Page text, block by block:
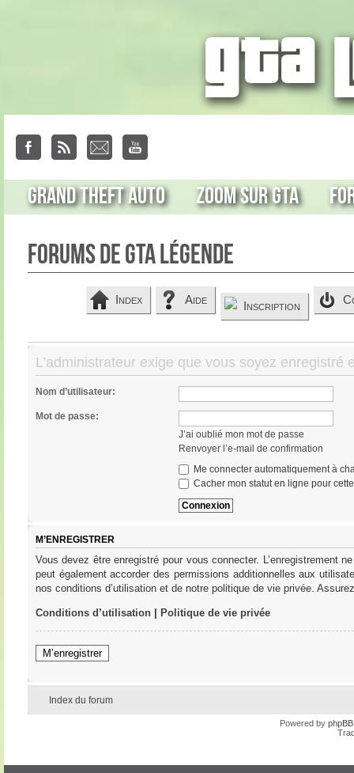
Grand Theft Auto Zoom sur GTA
Forums de GTA Légende
Index Aide Inscription
L’administrateur exige que vous soyez
Nom d’utilisateur:
Mot de passe:
J’ai oublié mon mot de passe
Renvoyer l’e-mail de confirmation
Me connecter automatiquement à
Cacher mon statut en ligne pour
M’ENREGISTRER
Vous devez être enregistré pour vous connecter. L’enregistrement
peut également accorder des permissions additionnelles aux
nos conditions d’utilisation et de notre politique de vie privée.
Conditions d’utilisation| Politique de vie privée
M’enregistrer
Index du forum
Powered by phpBB